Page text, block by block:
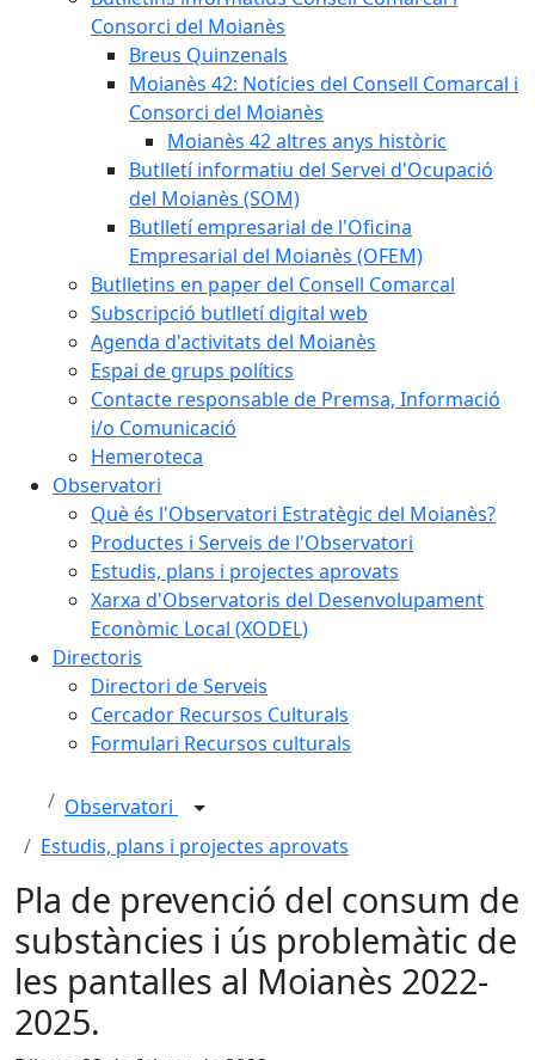
Consorci del Moianès
Breus Quinzenals
Moianès 42: Notícies del Consell Comarcal i
Consorci del Moianès
Moianès 42 altres anys històric
Butlletí informatiu del Servei d'Ocupació
del Moianès (SOM)
Butlletí empresarial de l'Oficina
Empresarial del Moianès (OFEM)
Butlletins en paper del Consell Comarcal
Subscripció butlletí digital web
Agenda d'activitats del Moianès
Espai de grups polítics
Contacte responsable de Premsa, Informació
i/o Comunicació
Hemeroteca
Observatori
Què és l'Observatori Estratègic del Moianès?
Productes i Serveis de l'Observatori
Estudis, plans i projectes aprovats
Xarxa d'Observatoris del Desenvolupament
Econòmic Local (XODEL)
Directoris
Directori de Serveis
Cercador Recursos Culturals
Formulari Recursos culturals
Observatori
Estudis, plans i projectes aprovats
Pla de prevenció del consum de
substàncies i ús problemàtic de
les pantalles al Moianès 2022-
2025.